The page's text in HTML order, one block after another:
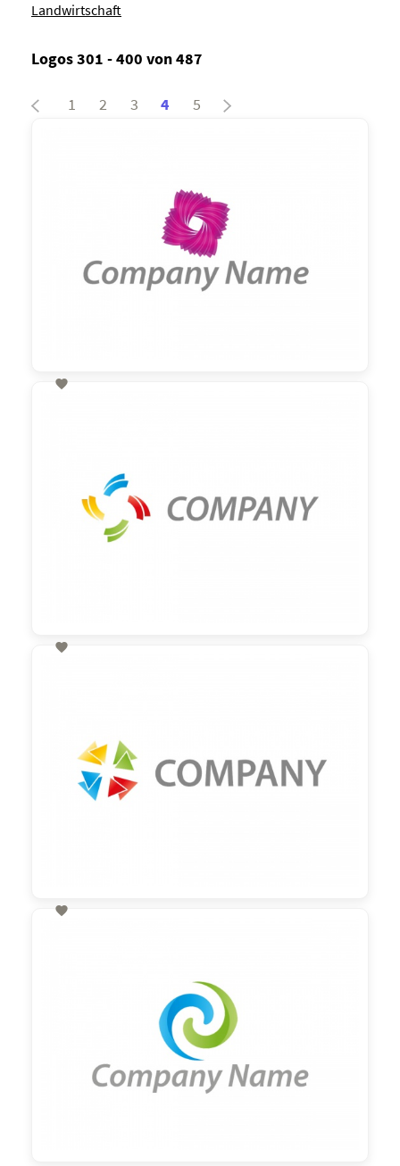
Landwirtschaft
Logos 301 - 400 von 487
1 2 3 4 5


